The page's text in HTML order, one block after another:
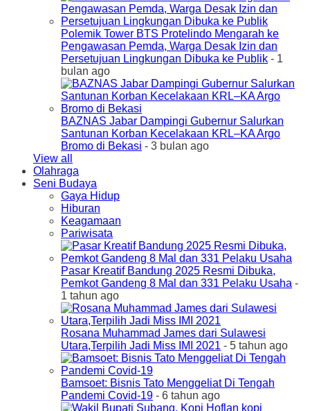
Polemik Tower BTS Protelindo Mengarah ke
Pengawasan Pemda, Warga Desak Izin dan
Persetujuan Lingkungan Dibuka ke Publik - 1
bulan ago
BAZNAS Jabar Dampingi Gubernur Salurkan
Santunan Korban Kecelakaan KRL–KA Argo
Bromo di Bekasi - 3 bulan ago
View all
Olahraga
Seni Budaya
Gaya Hidup
Hiburan
Keagamaan
Pariwisata
Pasar Kreatif Bandung 2025 Resmi Dibuka,
Pemkot Gandeng 8 Mal dan 331 Pelaku Usaha -
1 tahun ago
Rosana Muhammad James dari Sulawesi
Utara,Terpilih Jadi Miss IMI 2021 - 5 tahun ago
Bamsoet: Bisnis Tato Menggeliat Di Tengah
Pandemi Covid-19 - 6 tahun ago